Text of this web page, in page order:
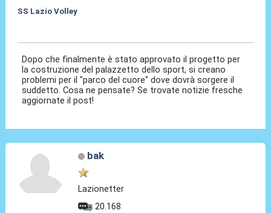
SS Lazio Volley
Dopo che finalmente è stato approvato il progetto per
la costruzione del palazzetto dello sport, si creano
problemi per il "parco del cuore" dove dovrà sorgere il
suddetto. Cosa ne pensate? Se trovate notizie fresche
aggiornate il post!
bak
Lazionetter
20.168